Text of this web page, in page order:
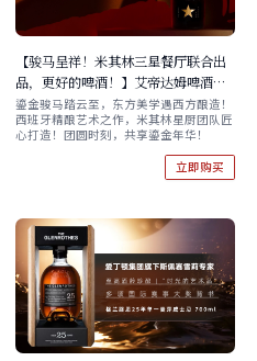
【骏马呈祥！米其林三星餐厅联合出
品，更好的啤酒！】艾帝达姆啤酒马
年生肖限量版 750ml
鎏金骏马踏云至，东方美学遇西方酿造！
西班牙精酿艺术之作，米其林星厨团队匠
心打造！团圆时刻，共享鎏金年华！
立即购买